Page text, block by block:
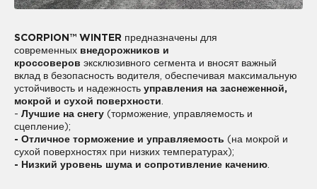
SCORPION™ WINTER предназначены для
современных внедорожников и
кроссоверов эксклюзивного сегмента и вносят важный
вклад в безопасность водителя, обеспечивая максимальную
устойчивость и надежность управления на заснеженной,
мокрой и сухой поверхности.
- Лучшие на снегу (торможение, управляемость и
сцепление);
- Отличное торможение и управляемость (на мокрой и
сухой поверхностях при низких температурах);
- Низкий уровень шума и сопротивление качению.